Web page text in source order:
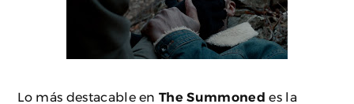
Lo más destacable enThe Summoned es la